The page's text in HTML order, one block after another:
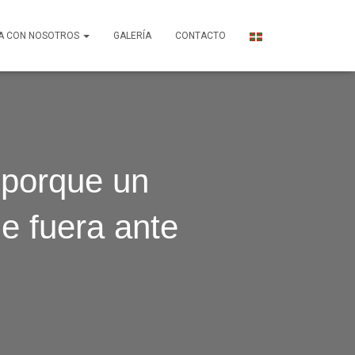
CON NOSOTROS GALERÍA CONTACTO
un
fuera ante